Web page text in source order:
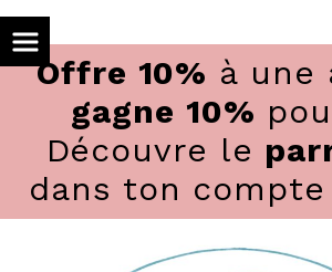
Offre 10% à une
gagne 10%
Découvre le
dans ton